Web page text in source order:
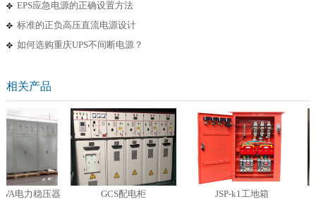
EPS应急电源的正确设置方法
标准的正负高压直流电源设计
如何选购重庆UPS不间断电源？
相关产品
电力稳压器 GCS配电柜 JSP-k1工地箱